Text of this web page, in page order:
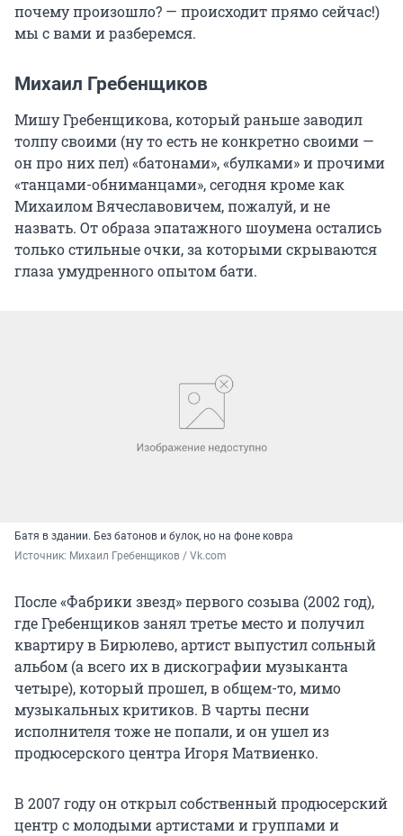
почему произошло? — происходит прямо сейчас!)
мы с вами и разберемся.
Михаил Гребенщиков
Мишу Гребенщикова, который раньше заводил
толпу своими (ну то есть не конкретно своими —
он про них пел) «батонами», «булками» и прочими
«танцами-обниманцами», сегодня кроме как
Михаилом Вячеславовичем, пожалуй, и не
назвать. От образа эпатажного шоумена остались
только стильные очки, за которыми скрываются
глаза умудренного опытом бати.
Батя в здании. Без батонов и булок, но на фоне ковра
Источник: Михаил Гребенщиков / Vk.com
После «Фабрики звезд» первого созыва (2002 год),
где Гребенщиков занял третье место и получил
квартиру в Бирюлево, артист выпустил сольный
альбом (а всего их в дискографии музыканта
четыре), который прошел, в общем-то, мимо
музыкальных критиков. В чарты песни
исполнителя тоже не попали, и он ушел из
продюсерского центра Игоря Матвиенко.
В 2007 году он открыл собственный продюсерский
центр с молодыми артистами и группами и